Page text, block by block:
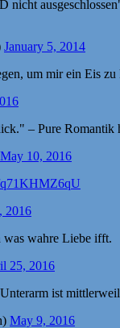
nicht
January 5, 2014
um mir ein Eis
– Pure Romantik
May 10, 2016
2016
was wahre Liebe ifft.
25, 2016
ist
May 9, 2016